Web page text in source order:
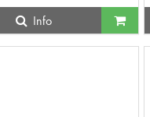
Info